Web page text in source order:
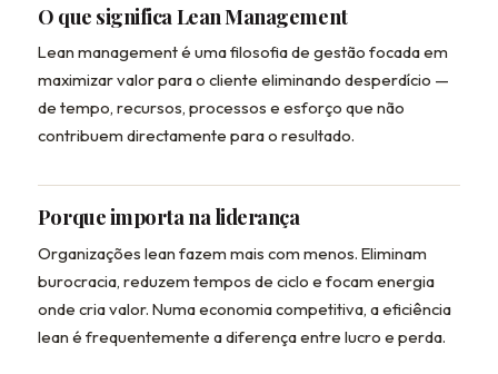
O que significa Lean Management
Lean management é uma filosofia de gestão focada em
maximizar valor para o cliente eliminando desperdício —
de tempo, recursos, processos e esforço que não
contribuem directamente para o resultado.
Porque importa na liderança
Organizações lean fazem mais com menos. Eliminam
burocracia, reduzem tempos de ciclo e focam energia
onde cria valor. Numa economia competitiva, a eficiência
lean é frequentemente a diferença entre lucro e perda.